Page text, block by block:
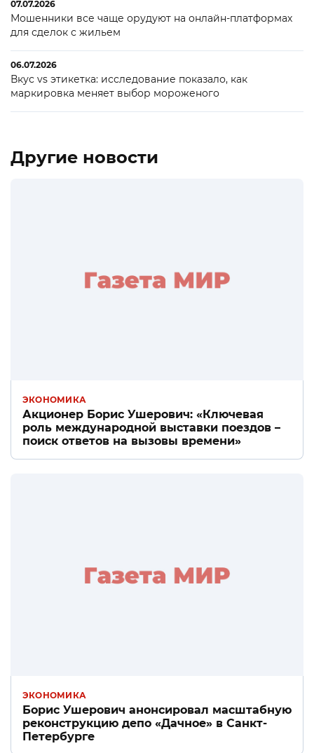
07.07.2026
Мошенники все чаще орудуют на онлайн-платформах
для сделок с жильем
06.07.2026
Вкус vs этикетка: исследование показало, как
маркировка меняет выбор мороженого
Другие новости
ЭКОНОМИКА
Акционер Борис Ушерович: «Ключевая
роль международной выставки поездов –
поиск ответов на вызовы времени»
ЭКОНОМИКА
Борис Ушерович анонсировал масштабную
реконструкцию депо «Дачное» в Санкт-
Петербурге